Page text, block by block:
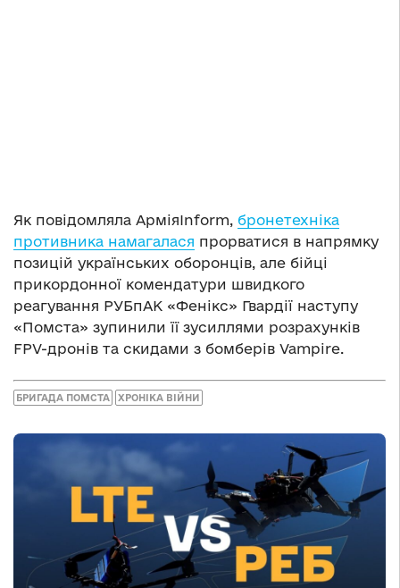
Як повідомляла АрміяInform, бронетехніка
противника намагалася прорватися в напрямку
позицій українських оборонців, але бійці
прикордонної комендатури швидкого
реагування РУБпАК «Фенікс» Гвардії наступу
«Помста» зупинили її зусиллями розрахунків
FPV-дронів та скидами з бомберів Vampire.
БРИГАДА ПОМСТА ХРОНІКА ВІЙНИ